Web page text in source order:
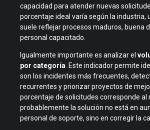
capacidad para atender nuevas
porcentaje ideal varía según la industria,
suele reflejar procesos maduros, buena
personal capacitado.
Igualmente importante es analizar el
por categoría . Este indicador permite
son los incidentes más frecuentes,
recurrentes y priorizar proyectos de
porcentaje de solicitudes corresponde al
probablemente la solución no está en
personal de soporte, sino en corregir la